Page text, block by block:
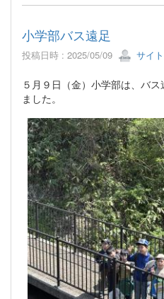
小学部バス遠足
投稿日時 : 2025/05/09 サイ
５月９日（金）小学部は、バ
ました。